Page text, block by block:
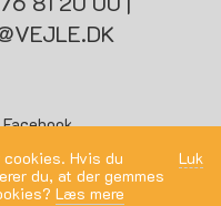
Luk
Hvis du
du, at der gemmes
Læs mere